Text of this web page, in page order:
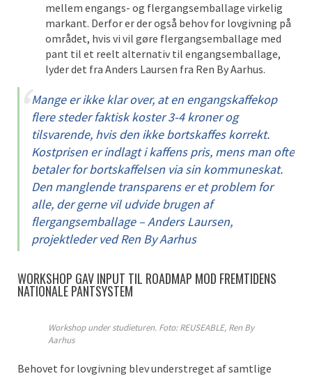
mellem engangs- og flergangsemballage virkelig
markant. Derfor er der også behov for lovgivning på
området, hvis vi vil gøre flergangsemballage med
pant til et reelt alternativ til engangsemballage,
lyder det fra Anders Laursen fra Ren By Aarhus.
Mange er ikke klar over, at en engangskaffekop
flere steder faktisk koster 3-4 kroner og
tilsvarende, hvis den ikke bortskaffes korrekt.
Kostprisen er indlagt i kaffens pris, mens man ofte
betaler for bortskaffelsen via sin kommuneskat.
Den manglende transparens er et problem for
alle, der gerne vil udvide brugen af
flergangsemballage – Anders Laursen,
projektleder ved Ren By Aarhus
WORKSHOP GAV INPUT TIL ROADMAP MOD FREMTIDENS
NATIONALE PANTSYSTEM
Workshop under studieturen. Foto: REUSEABLE, Ren By
Aarhus
Behovet for lovgivning blev understreget af samtlige